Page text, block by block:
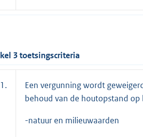
3 toetsingscriteria
1.
Een vergunning wordt
behoud van de houtopstand op
-natuur en milieuwaarden